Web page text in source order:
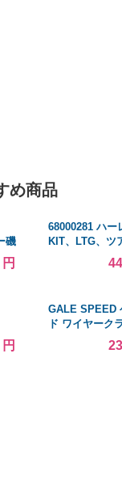
め商品
磯
68000281 ハー
KIT、LTG、ツ
EMER、2、
GALE SPEED
ド ワイヤーク